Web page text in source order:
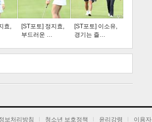
트 크 트 축 사 하기 보기
라이프
효,
[ST포토] 정지효,
부드러운 …
[ST포토] 이소유,
경기는 즐…
보처리방침 청소년 보호정책 윤리강령 이용